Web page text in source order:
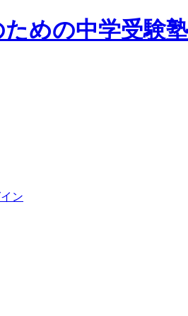
めの中学受験
ン